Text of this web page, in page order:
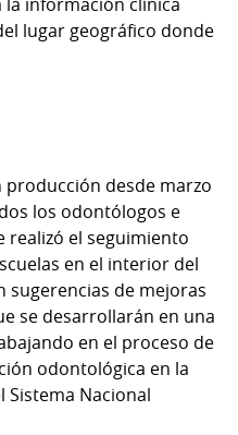
lugar geográfico donde
producción desde marzo
los odontólogos e
realizó el seguimiento
en el interior del
sugerencias de mejoras
se desarrollarán en una
en el proceso de
odontológica en la
Sistema Nacional